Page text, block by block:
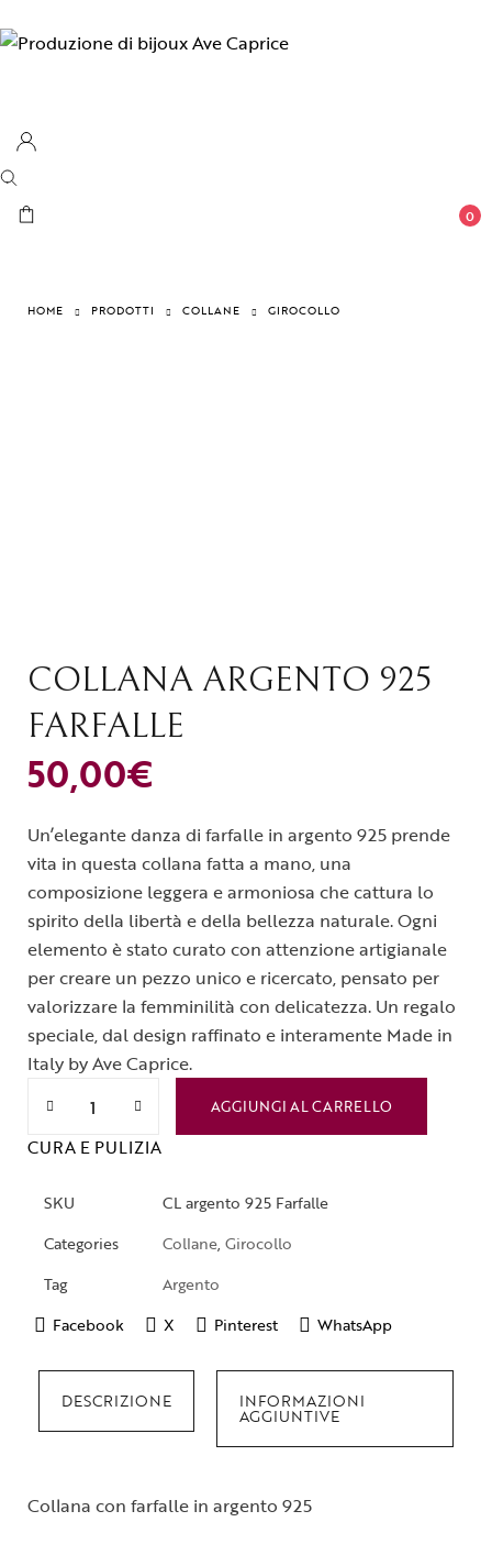
0
HOME PRODOTTI COLLANE GIROCOLLO
COLLANA ARGENTO 925
FARFALLE
50,00€
Un’elegante danza di farfalle in argento 925 prende
vita in questa collana fatta a mano, una
composizione leggera e armoniosa che cattura lo
spirito della libertà e della bellezza naturale. Ogni
elemento è stato curato con attenzione artigianale
per creare un pezzo unico e ricercato, pensato per
valorizzare la femminilità con delicatezza. Un regalo
speciale, dal design raffinato e interamente Made in
Italy by Ave Caprice.
AGGIUNGI AL CARRELLO
CURA E PULIZIA
SKU
CL argento 925 Farfalle
Categories
Collane, Girocollo
Tag
Argento
Facebook
X Pinterest WhatsApp
DESCRIZIONE INFORMAZIONI
AGGIUNTIVE
Collana con farfalle in argento 925